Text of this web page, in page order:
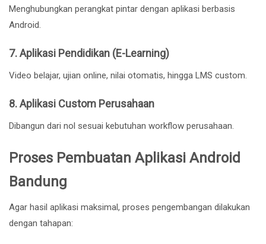
Menghubungkan perangkat pintar dengan aplikasi berbasis
Android.
7. Aplikasi Pendidikan (E-Learning)
Video belajar, ujian online, nilai otomatis, hingga LMS custom.
8. Aplikasi Custom Perusahaan
Dibangun dari nol sesuai kebutuhan workflow perusahaan.
Proses Pembuatan Aplikasi Android
Bandung
Agar hasil aplikasi maksimal, proses pengembangan dilakukan
dengan tahapan: